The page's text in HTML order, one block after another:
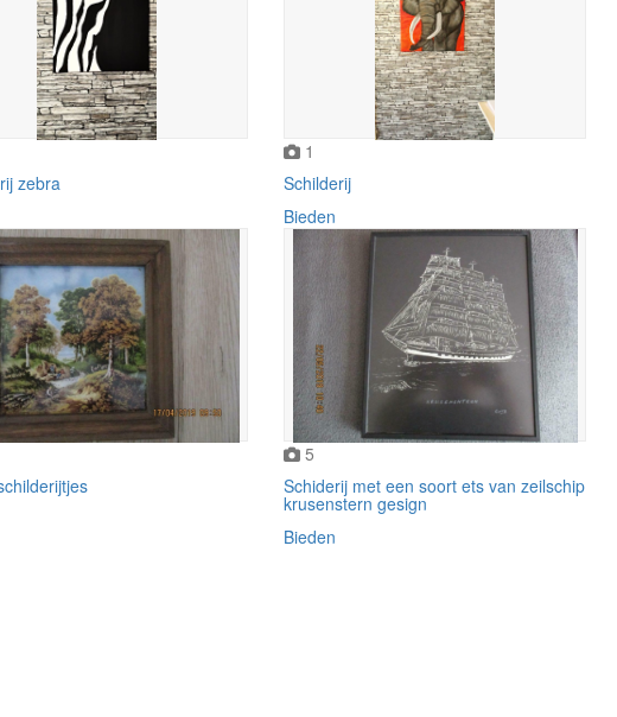
zebra
1
Schilderij
Bieden
5
Schiderij met een soort ets van zeilschip
krusenstern gesign
Bieden